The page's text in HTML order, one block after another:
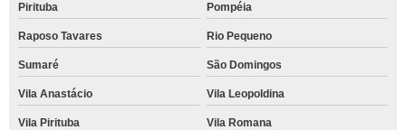
Pirituba Pompéia
Raposo Tavares Rio Pequeno
Sumaré São Domingos
Vila Anastácio Vila Leopoldina
Vila Pirituba Vila Romana